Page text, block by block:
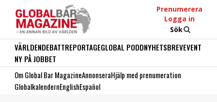
Prenumerera
Logga in
Sök
VÄRLDENDEBATTREPORTAGEGLOBAL PODDNYHETSBREVEVENT
NY PÅ JOBBET
Om Global Bar MagazineAnnonseraHjälp med prenumeration
GlobalkalendernEnglishEspañol